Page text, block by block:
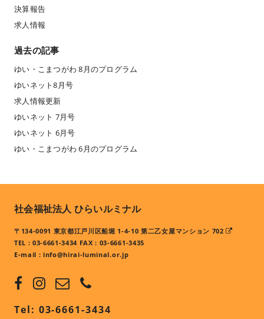
決算報告
求人情報
過去の記事
ゆい・こまつがわ 8月のプログラム
ゆいネット8月号
求人情報更新
ゆいネット 7月号
ゆいネット 6月号
ゆい・こまつがわ 6月のプログラム
社会福祉法人 ひらいルミナル
〒134-0091 東京都江戸川区船堀 1-4-10 第二乙女屋マンション 702
TEL : 03-6661-3434 FAX : 03-6661-3435
E-mail :info@hirai-luminal.or.jp
Tel: 03-6661-3434